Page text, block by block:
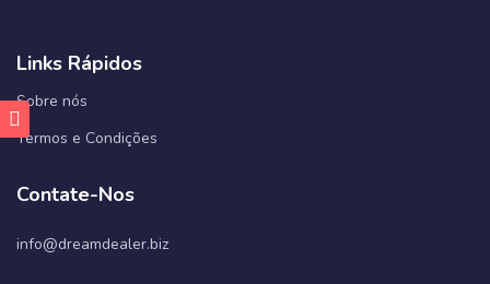
Links Rápidos
Sobre nós
Termos e Condições
Contate-Nos
info@dreamdealer.biz